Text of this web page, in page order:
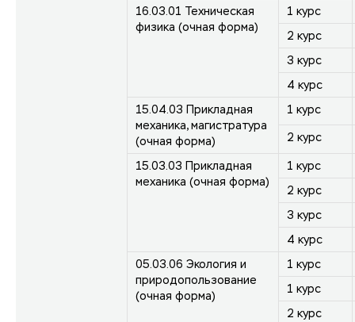
16.03.01 Техническая
физика (очная форма)
1 курс
2 курс
3 курс
4 курс
15.04.03 Прикладная
механика, магистратура
(очная форма)
1 курс
2 курс
15.03.03 Прикладная
механика (очная форма)
1 курс
2 курс
3 курс
4 курс
05.03.06 Экология и
природопользование
(очная форма)
1 курс
1 курс
2 курс